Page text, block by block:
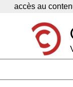
Panneau de gestion des
accès au